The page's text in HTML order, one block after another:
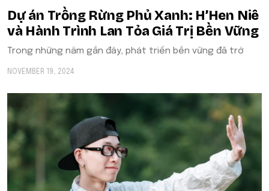
Dự án Trồng Rừng Phủ Xanh: H’Hen Niê
và Hành Trình Lan Tỏa Giá Trị Bền Vững
Trong những năm gần đây, phát triển bền vững đã trở
NOVEMBER 19, 2024